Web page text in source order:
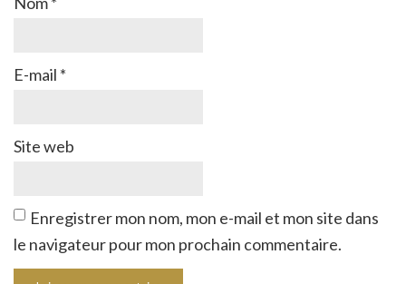
E-mail *
Site web
Enregistrer mon nom, mon e-mail et mon site dans
le navigateur pour mon prochain commentaire.